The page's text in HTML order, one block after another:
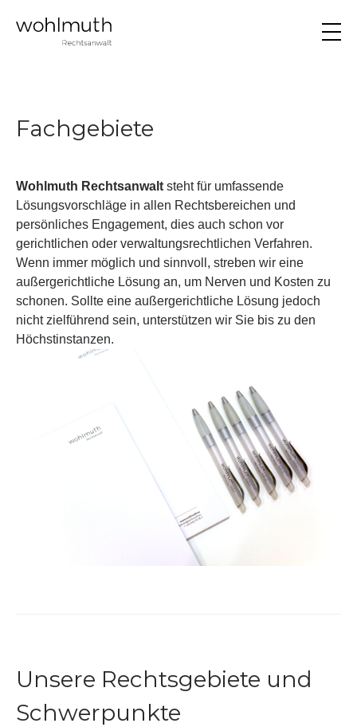
Fachgebiete
Wohlmuth Rechtsanwaltsteht für umfassende
Lösungsvorschläge in allen Rechtsbereichen und
persönliches Engagement, dies auch schon vor
gerichtlichen oder verwaltungsrechtlichen Verfahren.
Wenn immer möglich und sinnvoll, streben wir eine
außergerichtliche Lösung an, um Nerven und Kosten zu
schonen. Sollte eine außergerichtliche Lösung jedoch
nicht zielführend sein, unterstützen wir Sie bis zu den
Höchstinstanzen.
Unsere Rechtsgebiete und
Schwerpunkte